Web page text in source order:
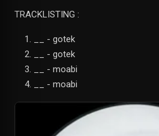
TRACKLISTING :
__ - gotek
__ - gotek
__ - moabi
__ - moabi